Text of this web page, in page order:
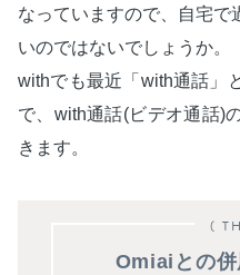
なっていますので、自宅で
いのではないでしょうか。
withでも最近「with通話」
で、with通話(ビデオ通話)
きます。
(
Omiaiとの併